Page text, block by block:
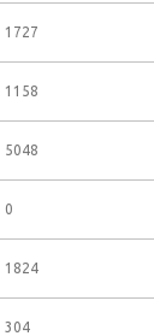
1727
1158
5048
0
1824
304